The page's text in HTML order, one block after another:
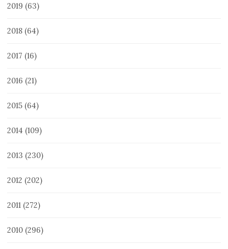
2019 (63)
2018 (64)
2017 (16)
2016 (21)
2015 (64)
2014 (109)
2013 (230)
2012 (202)
2011 (272)
2010 (296)